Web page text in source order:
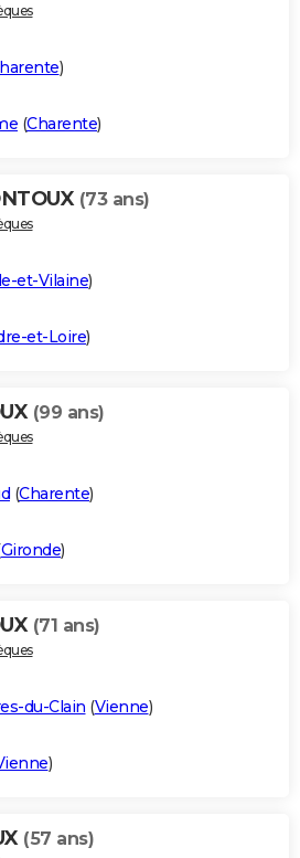
)
(Charente)
(73 ans)
et-Vilaine)
et-Loire)
(99 ans)
(Charente)
Gironde)
(71 ans)
du-Clain (Vienne)
)
(57 ans)